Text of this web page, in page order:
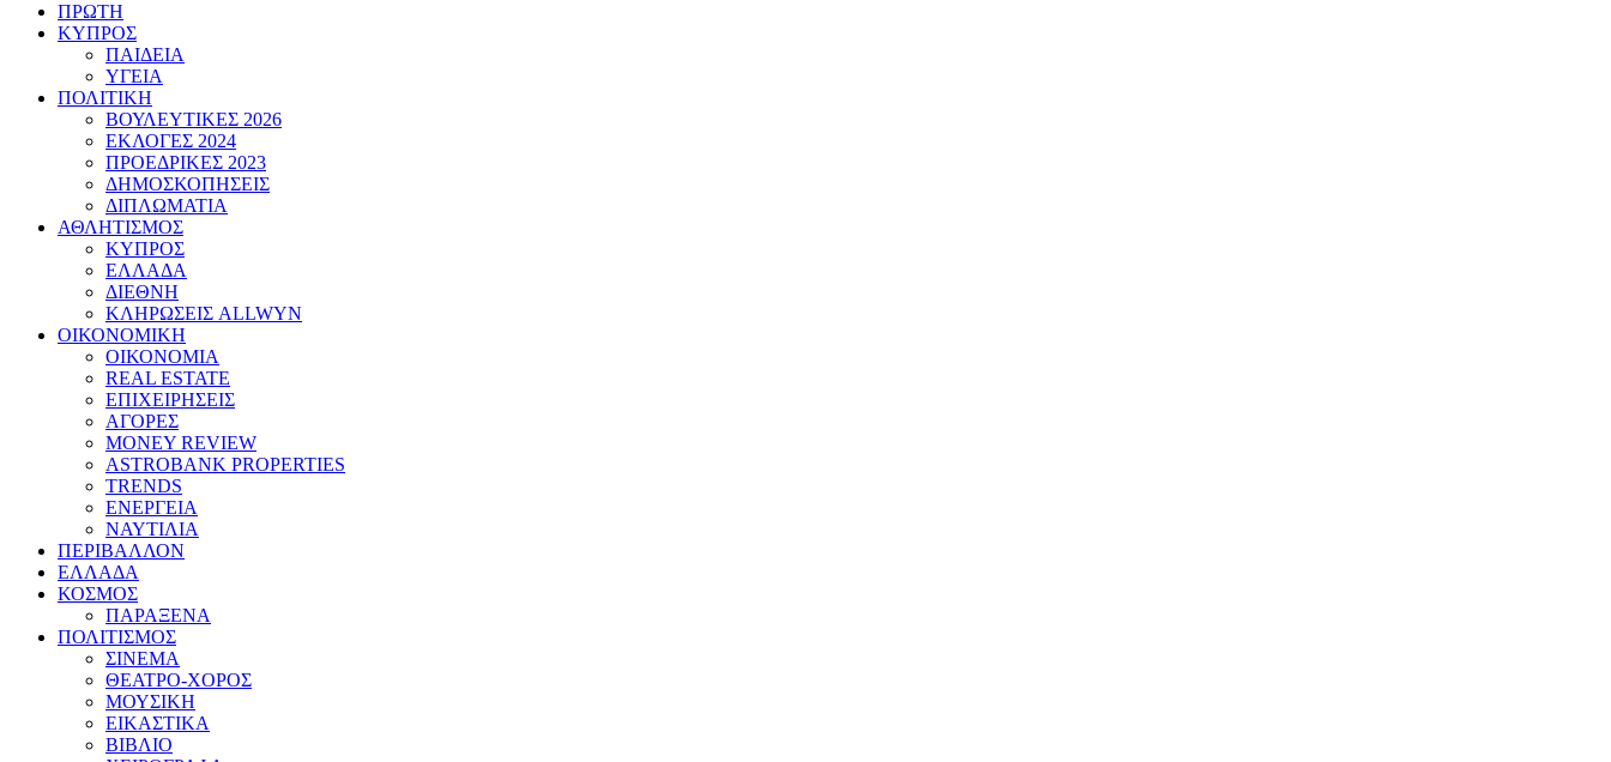
ΠΡΩΤΗ
ΚΥΠΡΟΣ
ΠΑΙΔΕΙΑ
ΥΓΕΙΑ
ΠΟΛΙΤΙΚΗ
ΒΟΥΛΕΥΤΙΚΕΣ 2026
ΕΚΛΟΓΕΣ 2024
ΠΡΟΕΔΡΙΚΕΣ 2023
ΔΗΜΟΣΚΟΠΗΣΕΙΣ
ΔΙΠΛΩΜΑΤΙΑ
ΑΘΛΗΤΙΣΜΟΣ
ΚΥΠΡΟΣ
ΕΛΛΑΔΑ
ΔΙΕΘΝΗ
ΚΛΗΡΩΣΕΙΣ ALLWYN
ΟΙΚΟΝΟΜΙΚΗ
ΟΙΚΟΝΟΜΙΑ
REAL ESTATE
ΕΠΙΧΕΙΡΗΣΕΙΣ
ΑΓΟΡΕΣ
MONEY REVIEW
ASTROBANK PROPERTIES
TRENDS
ΕΝΕΡΓΕΙΑ
ΝΑΥΤΙΛΙΑ
ΠΕΡΙΒΑΛΛΟΝ
ΕΛΛΑΔΑ
ΚΟΣΜΟΣ
ΠΑΡΑΞΕΝΑ
ΠΟΛΙΤΙΣΜΟΣ
ΣΙΝΕΜΑ
ΘΕΑΤΡΟ-ΧΟΡΟΣ
ΜΟΥΣΙΚΗ
ΕΙΚΑΣΤΙΚΑ
ΒΙΒΛΙΟ